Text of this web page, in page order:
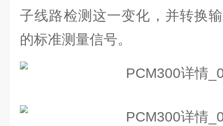
子线路检测这一变化，并转换
的标准测量信号。